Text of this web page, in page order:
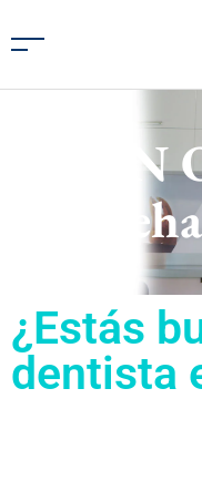
LUAN
¿Estás
dentista